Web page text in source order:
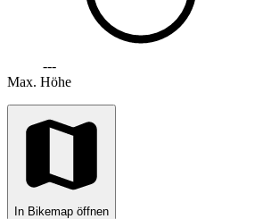
---
Max. Höhe
In Bikemap öffnen